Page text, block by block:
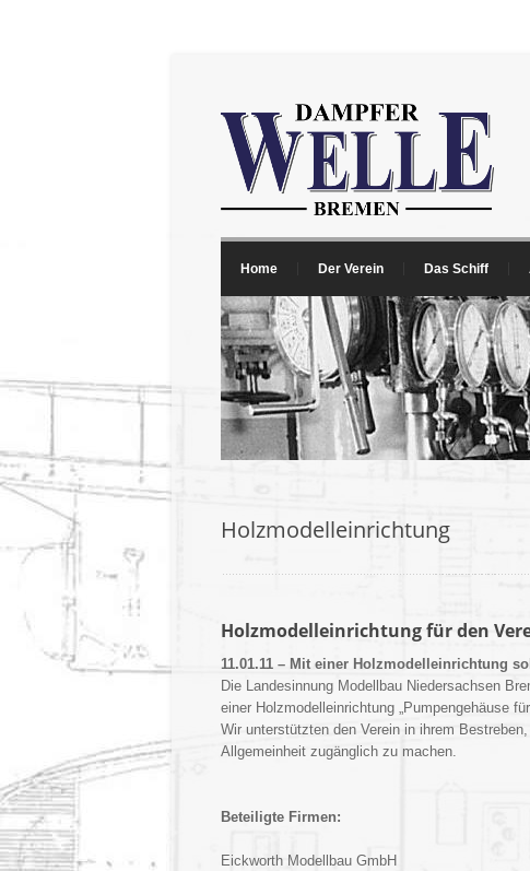
Home Der Verein Das Schiff
Holzmodelleinrichtung
Holzmodelleinrichtung für den
11.01.11 – Mit einer Holzmodelleinrichtung
Die Landesinnung Modellbau Niedersachsen
einer Holzmodelleinrichtung „Pumpengehäuse
Wir unterstützten den Verein in ihrem
Allgemeinheit zugänglich zu machen.
Beteiligte Firmen:
Eickworth Modellbau GmbH